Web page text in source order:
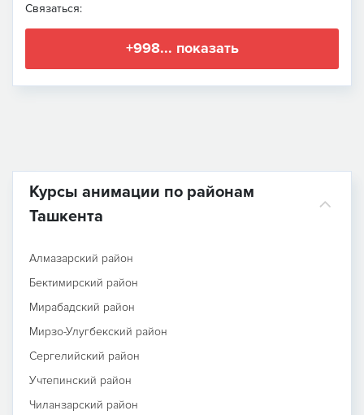
Связаться:
+998... показать
Курсы анимации по районам
Ташкента
Алмазарский район
Бектимирский район
Мирабадский район
Мирзо-Улугбекский район
Сергелийский район
Учтепинский район
Чиланзарский район